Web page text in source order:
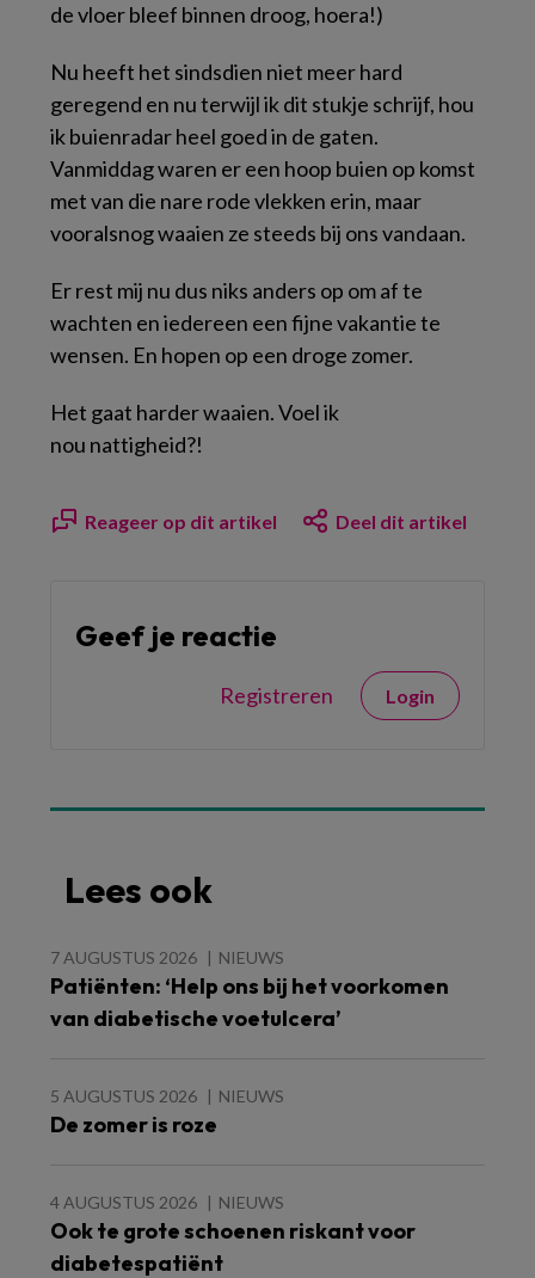
de vloer bleef binnen droog, hoera!)
Nu heeft het sindsdien niet meer hard
geregend en nu terwijl ik dit stukje schrijf, hou
ik buienradar heel goed in de gaten.
Vanmiddag waren er een hoop buien op komst
met van die nare rode vlekken erin, maar
vooralsnog waaien ze steeds bij ons vandaan.
Er rest mij nu dus niks anders op om af te
wachten en iedereen een fijne vakantie te
wensen. En hopen op een droge zomer.
Het gaat harder waaien. Voel ik
nou nattigheid?!
Reageer op dit artikel Deel dit artikel
Geef je reactie
Registreren Login
Lees ook
7 AUGUSTUS 2026 NIEUWS
Patiënten: ‘Help ons bij het voorkomen
van diabetische voetulcera’
5 AUGUSTUS 2026 NIEUWS
De zomer is roze
4 AUGUSTUS 2026 NIEUWS
Ook te grote schoenen riskant voor
diabetespatiënt